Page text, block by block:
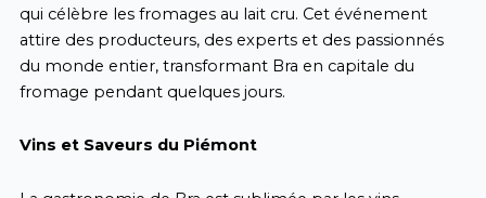
qui célèbre les fromages au lait cru. Cet événement
attire des producteurs, des experts et des passionnés
du monde entier, transformant Bra en capitale du
fromage pendant quelques jours.
Vins et Saveurs du Piémont